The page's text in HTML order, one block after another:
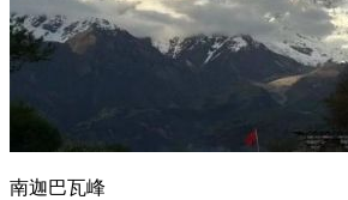
南迦巴瓦峰